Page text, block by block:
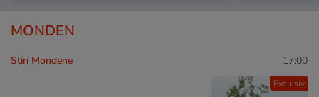
MONDEN
Exclusiv
Stiri Mondene 17:00